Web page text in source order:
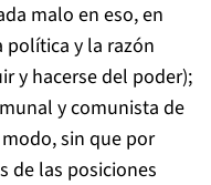
malo en eso, en
y la razón
y hacerse del poder);
y comunista de
sin que por
de las posiciones